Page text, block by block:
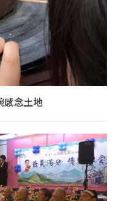
感念土地